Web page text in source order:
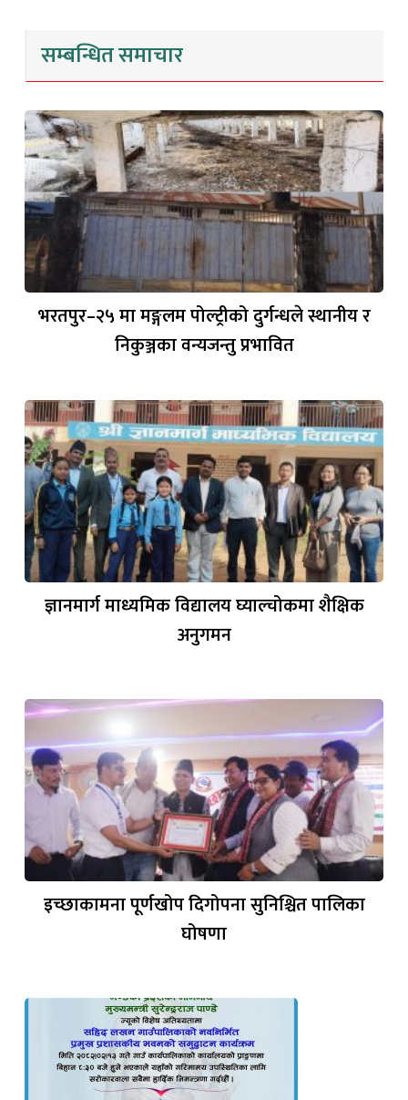
सम्बन्धित समाचार
भरतपुर–२५ मा मङ्गलम पोल्ट्रीको दुर्गन्धले स्थानीय र
निकुञ्जका वन्यजन्तु प्रभावित
ज्ञानमार्ग माध्यमिक विद्यालय घ्याल्चोकमा शैक्षिक
अनुगमन
इच्छाकामना पूर्णखोप दिगोपना सुनिश्चित पालिका
घोषणा